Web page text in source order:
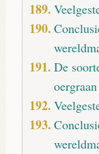
De
oergraan